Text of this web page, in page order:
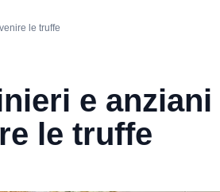
le truffe
e anziani
le truffe